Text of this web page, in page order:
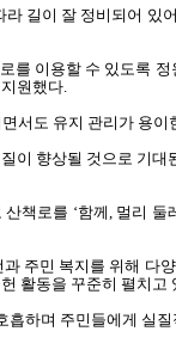
라 길이 잘 정비되어 있
를 이용할 수 있도록 정
원했다.
서도 유지 관리가 용이
이 향상될 것으로 기
책로를 ‘함께, 멀리 둘
주민 복지를 위해 다
활동을 꾸준히 펼치고
하며 주민들에게 실